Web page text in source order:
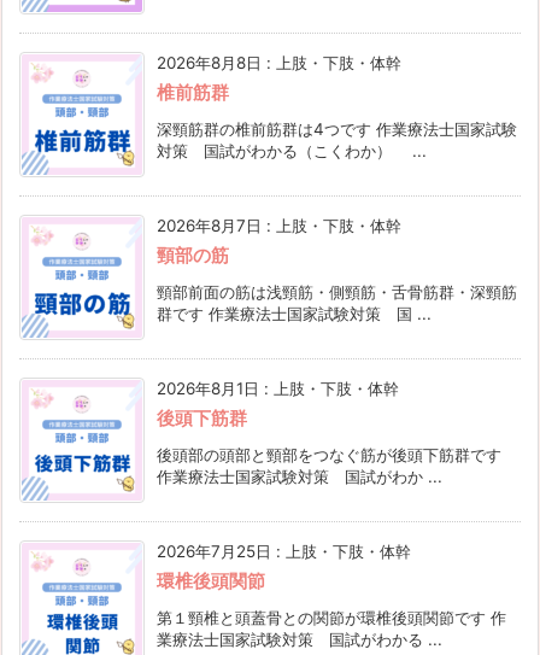
2026年8月8日 : 上肢・下肢・体幹
椎前筋群
深頸筋群の椎前筋群は4つです 作業療法士国家試験
対策 国試がわかる（こくわか） ...
2026年8月7日 : 上肢・下肢・体幹
頸部の筋
頸部前面の筋は浅頸筋・側頸筋・舌骨筋群・深頸筋
群です 作業療法士国家試験対策 国 ...
2026年8月1日 : 上肢・下肢・体幹
後頭下筋群
後頭部の頭部と頸部をつなぐ筋が後頭下筋群です
作業療法士国家試験対策 国試がわか ...
2026年7月25日 : 上肢・下肢・体幹
環椎後頭関節
第１頸椎と頭蓋骨との関節が環椎後頭関節です 作
業療法士国家試験対策 国試がわかる ...